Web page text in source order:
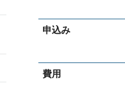
申込み
費用